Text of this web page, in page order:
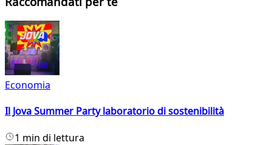
Economia
Il Jova Summer Party laboratorio di sostenibilità
1 min di lettura